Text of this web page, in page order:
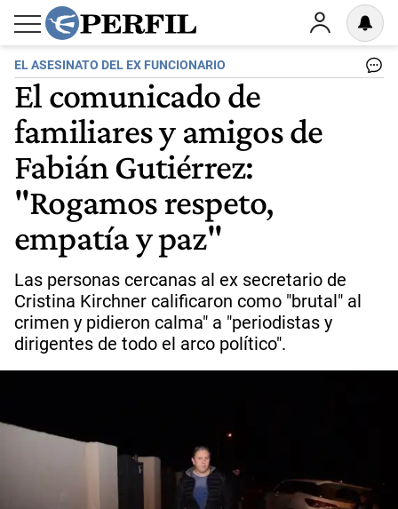
EL ASESINATO DEL EX FUNCIONARIO
El comunicado de
familiares y amigos de
Fabián Gutiérrez:
"Rogamos respeto,
empatía y paz"
Las personas cercanas al ex secretario de
Cristina Kirchner calificaron como "brutal" al
crimen y pidieron calma" a "periodistas y
dirigentes de todo el arco político".